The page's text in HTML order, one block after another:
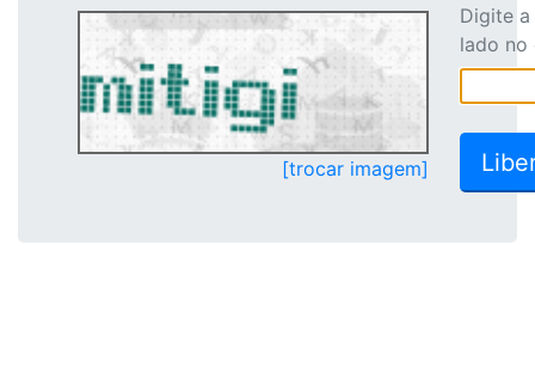
[trocar imagem]
Digite
lado no